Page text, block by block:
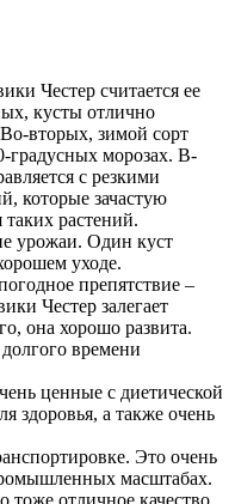
Честер считается ее
кусты отлично
вторых, зимой сорт
градусных морозах. В-
с резкими
которые зачастую
растений.
урожаи. Один куст
уходе.
препятствие –
Честер залегает
она хорошо развита.
времени
ценные с диетической
здоровья, а также очень
Это очень
масштабах.